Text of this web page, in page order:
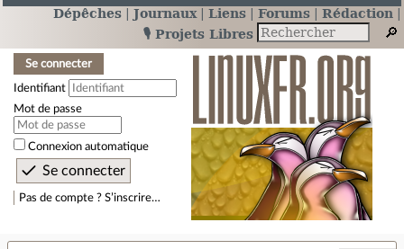
Dépêches Journaux Liens Forums
Rédaction
🎙️ Projets Libres
Se connecter
Identifiant
Mot de passe
Connexion automatique
Pas de compte ? S’inscrire…